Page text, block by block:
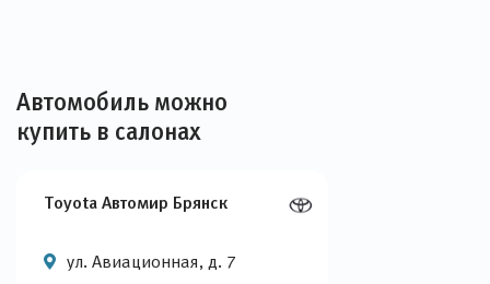
Автомобиль можно
купить в салонах
Toyota Автомир Брянск
ул. Авиационная, д. 7